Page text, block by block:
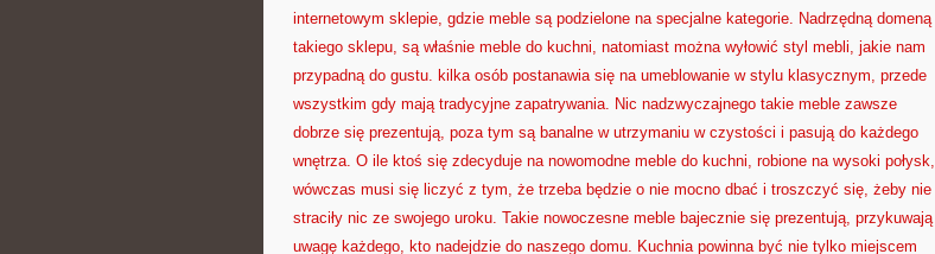
internetowym sklepie, gdzie meble są podzielone na specjalne kategorie. Nadrzędną domeną
takiego sklepu, są właśnie meble do kuchni, natomiast można wyłowić styl mebli, jakie nam
przypadną do gustu. kilka osób postanawia się na umeblowanie w stylu klasycznym, przede
wszystkim gdy mają tradycyjne zapatrywania. Nic nadzwyczajnego takie meble zawsze
dobrze się prezentują, poza tym są banalne w utrzymaniu w czystości i pasują do każdego
wnętrza. O ile ktoś się zdecyduje na nowomodne meble do kuchni, robione na wysoki połysk,
wówczas musi się liczyć z tym, że trzeba będzie o nie mocno dbać i troszczyć się, żeby nie
straciły nic ze swojego uroku. Takie nowoczesne meble bajecznie się prezentują, przykuwają
uwagę każdego, kto nadejdzie do naszego domu. Kuchnia powinna być nie tylko miejscem